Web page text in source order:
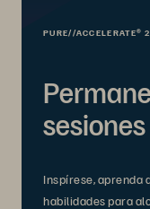
PURE//ACCELERATE®
sesiones
Inspírese, aprenda
habilidades para